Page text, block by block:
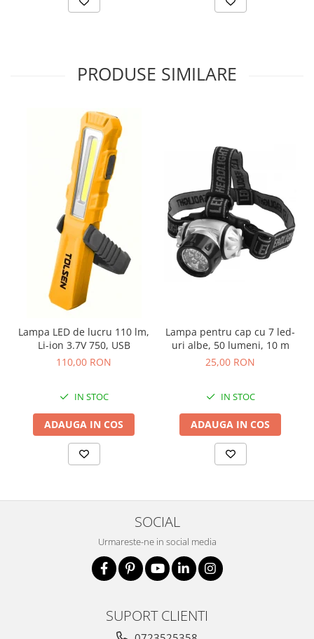
Accesorii rezistente la flacără
Salopete cu pieptar
îmbrăcăminte pentru damă
Rezistent la flacăra
Vizibilitate înalta hi-vis
îmbrăcăminte asistente/doctori
îmbrăcăminte bucătari
îmbrăcăminte de lucru
înaltă vizibilitate hi-vis
Combinezoane
Pantaloni scurti
Salopetă cu pieptar
PRODUSE SIMILARE
Lampa LED de lucru 110 lm,
Li-ion 3.7V 750, USB
110,00 RON
IN STOC
ADAUGA IN COS
Lampa pentru cap cu 7 led-
uri albe, 50 lumeni, 10 m
25,00 RON
IN STOC
ADAUGA IN COS
SOCIAL
Urmareste-ne in social media
SUPORT CLIENTI